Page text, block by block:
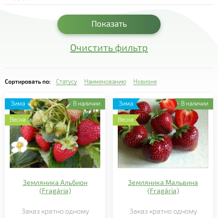
- Гербера
- Гипоэстес
- Дихондра
- Изолепис
- Ипомея
- Каланхоэ
- Калатея
Показать
Очистить фильтр
Сортировать по: Статусу Наименованию Новизне
В наличии
Зима
Весна
Земляника Альбион
(Fragária)
Заказ кратно одному
В наличии
Зима
Весна
Земляника Мальвина
(Fragária)
Заказ кратно одному